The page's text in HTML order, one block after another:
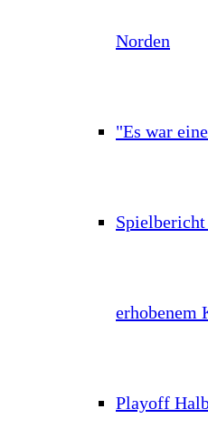
Norden
"Es war
erhobenem
Playoff